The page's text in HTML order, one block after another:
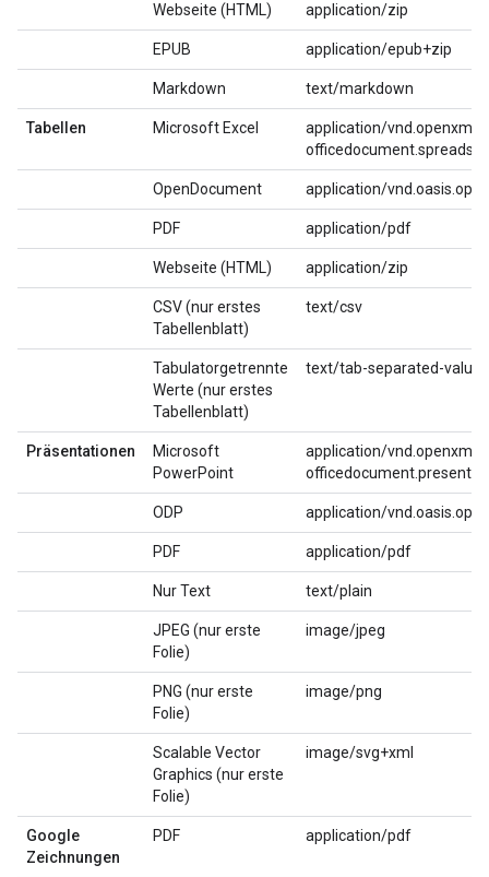
Webseite (HTML) application/zip
EPUB application/epub+zip
Markdown text/markdown
Tabellen Microsoft Excel
application/
OpenDocument application/
PDF application/pdf
Webseite (HTML) application/zip
CSV (nur erstes
Tabellenblatt)
text/csv
Tabulatorgetrennte
Werte (nur erstes
Tabellenblatt)
text/tab-separated-values
Präsentationen
Microsoft
PowerPoint
application/
ODP application/
PDF application/pdf
Nur Text text/plain
JPEG (nur erste
Folie)
image/jpeg
PNG (nur erste
Folie)
image/png
Scalable Vector
Graphics (nur erste
Folie)
image/svg+xml
Google
Zeichnungen
PDF application/pdf